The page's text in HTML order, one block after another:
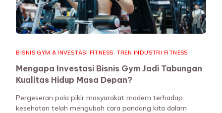
BISNIS GYM & INVESTASI FITNESS, TREN INDUSTRI FITNESS
Mengapa Investasi Bisnis Gym Jadi Tabungan
Kualitas Hidup Masa Depan?
Pergeseran pola pikir masyarakat modern terhadap
kesehatan telah mengubah cara pandang kita dalam